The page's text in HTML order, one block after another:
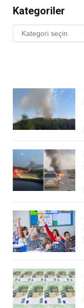
Kategoriler
Kategoriler